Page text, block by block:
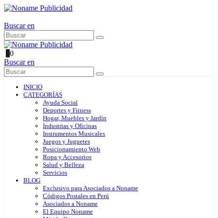
Buscar en
00
Buscar en
INICIO
CATEGORÍAS
Ayuda Social
Deportes y Fitness
Hogar, Muebles y Jardín
Industrias y Oficinas
Instrumentos Musicales
Juegos y Juguetes
Posicionamiento Web
Ropa y Accesorios
Salud y Belleza
Servicios
BLOG
Exclusivo para Asociados a Noname
Códigos Postales en Perú
Asociados a Noname
El Equipo Noname